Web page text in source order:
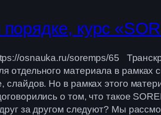
курс
osnauka.ru/soremps/65
отдельного материала в
Но в рамках этого
о том, что такое
за другом следуют? Мы